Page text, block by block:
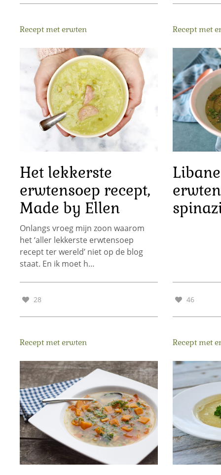
Recept met erwten
Het lekkerste
erwtensoep recept,
Made by Ellen
Onlangs vroeg mijn zoon waarom
het ‘aller lekkerste erwtensoep
recept ter wereld’ niet op de blog
staat. En ik moet h…
28
Recept met
46
Recept met erwten Recept met